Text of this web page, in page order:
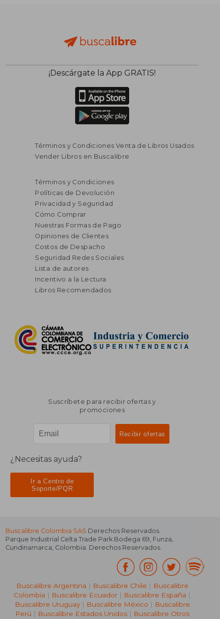
¡Descárgate la App GRATIS!
Términos y Condiciones Venta de Libros Usados
Vender Libros en Buscalibre
Términos y Condiciones
Políticas de Devolución
Privacidad y Seguridad
Cómo Comprar
Nuestras Formas de Pago
Opiniones de Clientes
Costos de Despacho
Seguridad Redes Sociales
Lista de autores
Incentivo a la Lectura
Libros Recomendados
Suscríbete para recibir ofertas y
promociones
¿Necesitas ayuda?
Ir a Centro de
Soporte/PQR
Buscalibre Colombia SAS Derechos Reservados.
Parque Industrial Celta Trade Park Bodega 69 Funza
Cundinamarca Colombia . Derechos Reservados.
Buscalibre Argentina | Buscalibre Chile | Buscalibre
Colombia | Buscalibre Ecuador | Buscalibre España |
Buscalibre Uruguay| Buscalibre México | Buscalibre
Perú | Buscalibre Estados Unidos| Buscalibre Otros